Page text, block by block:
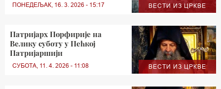
ВЕСТИ ИЗ ЦРКВЕ
ПОНЕДЕЉАК, 16. 3. 2026 - 15:17
ВЕСТИ ИЗ ЦРКВЕ
Патријарх Порфирије на
Велику суботу у Пећкој
Патријаршији
СУБОТА, 11. 4. 2026 - 11:08